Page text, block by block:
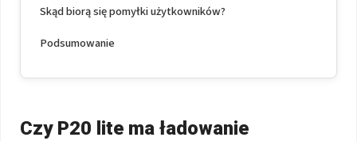
Skąd biorą się pomyłki użytkowników?
Podsumowanie
Czy P20 lite ma ładowanie